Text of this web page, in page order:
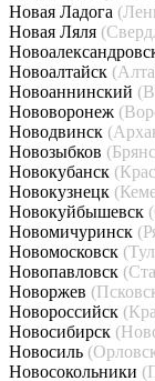
Новая Ладога
Новая Ляля
Новоалтайск
Новоаннинский
Нововоронеж
Новодвинск
Новозыбков
Новокубанск
Новокузнецк
Новокуйбышевск
Новомичуринск
Новомосковск
Новопавловск
Новоржев
Новороссийск
Новосибирск
Новосиль
Новосокольники